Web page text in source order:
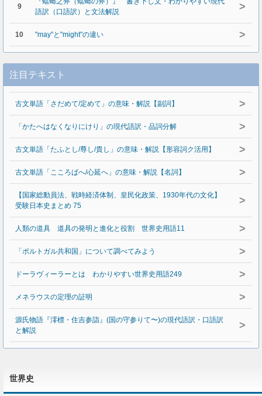
9
語訳（口語訳）と文法解説
>
10 "may"と"might"の違い >
注目テキスト
古文単語「さだめて/定めて」の意味・解説【副詞】 >
「かたへはなくなりにけり」の現代語訳・品詞分解 >
古文単語「たふとし/尊し/貴し」の意味・解説【形容詞ク活用】 >
古文単語「こころばへ/心延へ」の意味・解説【名詞】 >
【国家総動員法、戦時経済体制、皇民化政策、1930年代の文化】
受験日本史まとめ 75
>
人類の道具 道具の発明と進化と役割 世界史用語11 >
「ポルトガル共和国」について調べてみよう >
ドーラヴィーラーとは わかりやすい世界史用語249 >
メネラウスの定理の証明 >
源氏物語『澪標・住吉参詣』(国の守参りて〜)の現代語訳・口語訳
と解説
>
世界史